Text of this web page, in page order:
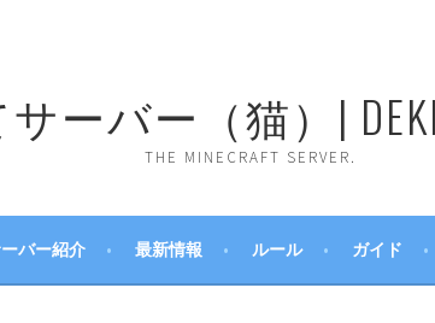
ーバー（猫）|
THE MINECRAFT SERVER.
バー紹介 最新情報 ルール ガイド